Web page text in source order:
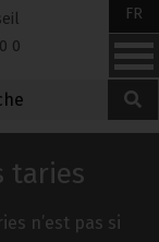
0
FR
taries
n’est pas si